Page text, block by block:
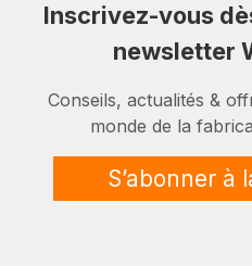
Inscrivez-vous
newsletter
Conseils, actualités &
monde de la
S’abonner à